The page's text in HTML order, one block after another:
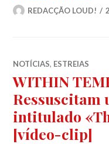
REDACÇÃO LOUD!
NOTÍCIAS, ESTREIAS
WITHIN
Ressuscitam
intitulado
[vídeo-clip]